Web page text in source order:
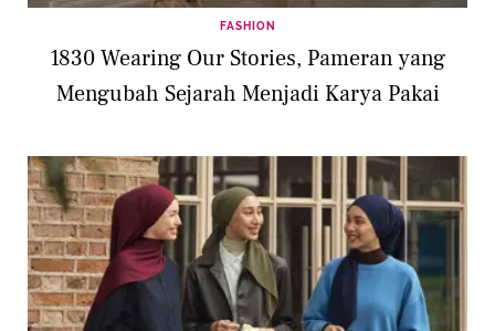
FASHION
1830 Wearing Our Stories, Pameran yang
Mengubah Sejarah Menjadi Karya Pakai